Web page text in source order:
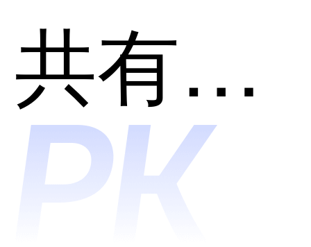
和华宇
大数据
共有分类：大数据处理